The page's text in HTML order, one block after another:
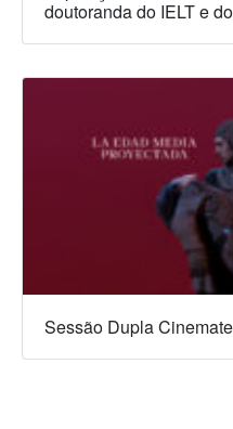
doutoranda do IELT e
Sessão Dupla